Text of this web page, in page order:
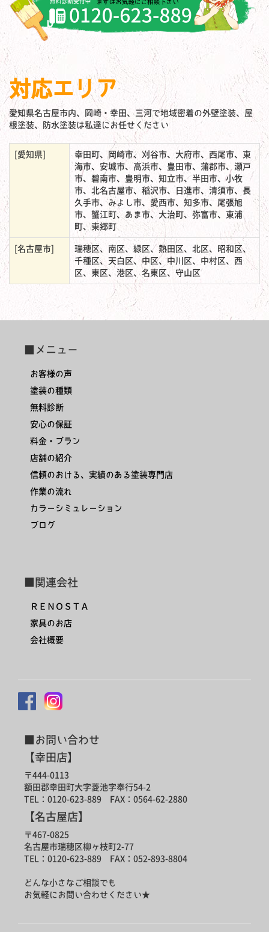
対応エリア
愛知県名古屋市内、岡崎・幸田、三河で地域密着の外壁塗装、屋
根塗装、防水塗装は私達にお任せください
[愛知県]
幸田町、岡崎市、刈谷市、大府市、西尾市、東
海市、安城市、高浜市、豊田市、蒲郡市、瀬戸
市、碧南市、豊明市、知立市、半田市、小牧
市、北名古屋市、稲沢市、日進市、清須市、長
久手市、みよし市、愛西市、知多市、尾張旭
市、蟹江町、あま市、大治町、弥富市、東浦
町、東郷町
[名古屋市]
瑞穂区、南区、緑区、熱田区、北区、昭和区、
千種区、天白区、中区、中川区、中村区、西
区、東区、港区、名東区、守山区
■メニュー
お客様の声
塗装の種類
無料診断
安心の保証
料金・プラン
店舗の紹介
信頼のおける、実績のある塗装専門店
作業の流れ
カラーシミュレーション
ブログ
■関連会社
ＲＥＮＯＳＴＡ
家具のお店
会社概要
■お問い合わせ
【幸田店】
〒444-0113
額田郡幸田町大字菱池字奉行54-2
TEL：0120-623-889 FAX：0564-62-2880
【名古屋店】
〒467-0825
名古屋市瑞穂区柳ヶ枝町2-77
TEL：0120-623-889 FAX：052-893-8804
どんな小さなご相談でも
お気軽にお問い合わせください★